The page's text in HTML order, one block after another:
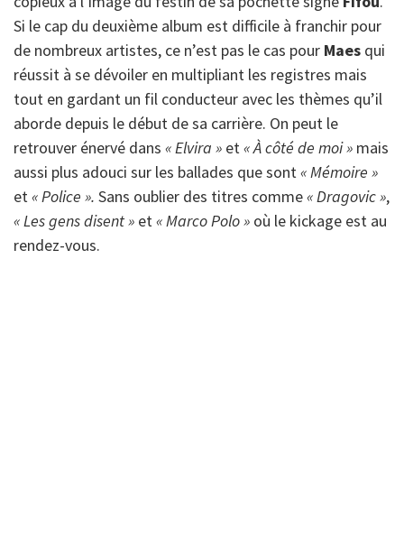
Si le cap du deuxième album est difficile à franchir pour
de nombreux artistes, ce n’est pas le cas pour Maes qui
réussit à se dévoiler en multipliant les registres mais
tout en gardant un fil conducteur avec les thèmes qu’il
aborde depuis le début de sa carrière. On peut le
retrouver énervé dans « Elvira » et« À côté de moi » mais
aussi plus adouci sur les ballades que sont« Mémoire »
et« Police ». Sans oublier des titres comme« Dragovic »,
« Les gens disent » et« Marco Polo » où le kickage est au
rendez-vous.